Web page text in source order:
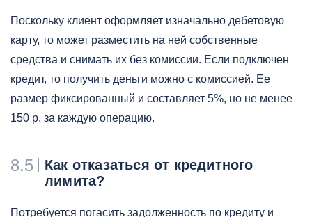
Поскольку клиент оформляет изначально дебетовую
карту, то может разместить на ней собственные
средства и снимать их без комиссии. Если подключен
кредит, то получить деньги можно с комиссией. Ее
размер фиксированный и составляет 5%, но не менее
150 р. за каждую операцию.
8.5
Как отказаться от кредитного
лимита?
Потребуется погасить задолженность по кредиту и